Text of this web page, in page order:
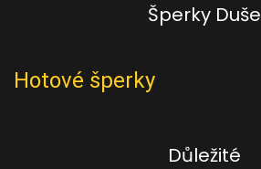
Šperky Duše
Hotové šperky
Důležité